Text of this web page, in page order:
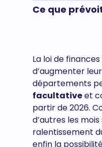
Ce que
La loi de
d’augmenter
départements
facultativeet
partir de 2026.
d’autres les
ralentissement
enfin la